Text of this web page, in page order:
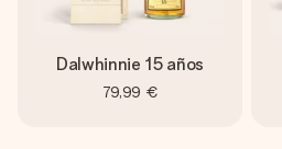
Dalwhinnie 15 años
79,99 €